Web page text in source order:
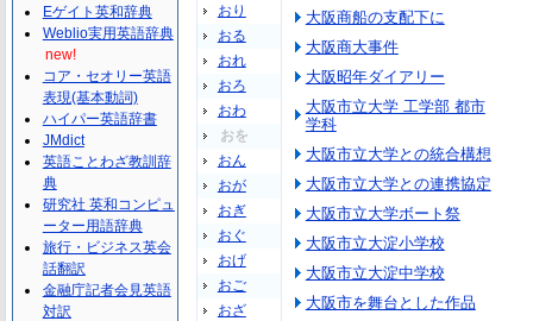
おり
おる
おれ
おろ
おわ
おを
おん
おが
おぎ
おぐ
おげ
おご
おざ
大阪商船の支配下に
大阪商大事件
大阪昭年ダイアリー
大阪市立大学 工学部 都市
学科
大阪市立大学との統合構想
大阪市立大学との連携協定
大阪市立大学ボート祭
大阪市立大淀小学校
大阪市立大淀中学校
大阪市を舞台とした作品
Eゲイト英和辞典
Weblio実用英語辞典
new!
コア・セオリー英語
表現(基本動詞)
ハイパー英語辞書
JMdict
英語ことわざ教訓辞
典
研究社 英和コンピュ
ーター用語辞典
旅行・ビジネス英会
話翻訳
金融庁記者会見英語
対訳